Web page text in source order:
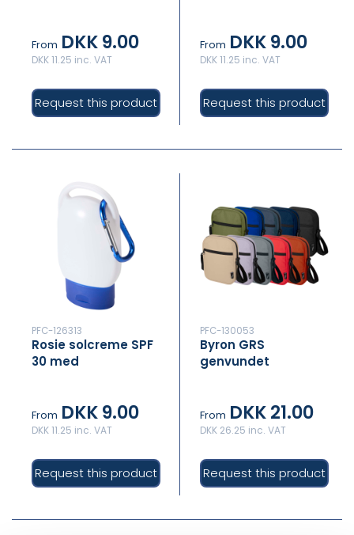
From DKK 9.00
DKK 11.25 inc. VAT
Request this product
From DKK 9.00
DKK 11.25 inc. VAT
Request this product
PFC-126313
Rosie solcreme SPF
30 med
From DKK 9.00
DKK 11.25 inc. VAT
Request this product
PFC-130053
Byron GRS
genvundet
From DKK 21.00
DKK 26.25 inc. VAT
Request this product